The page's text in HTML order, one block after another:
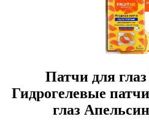
Патчи для
Гидрогелевые
глаз